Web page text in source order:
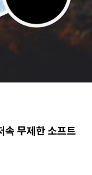
무제한 소프트